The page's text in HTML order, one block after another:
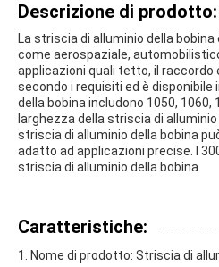
Descrizione di prodotto:
La striscia di alluminio della
come aerospaziale,
applicazioni quali tetto, il raccordo
secondo i requisiti ed è disponibile
della bobina includono 1050,
larghezza della striscia di
striscia di alluminio della bobina
adatto ad applicazioni precise. I
striscia di alluminio della bobina.
Caratteristiche:
Nome di prodotto: Striscia di